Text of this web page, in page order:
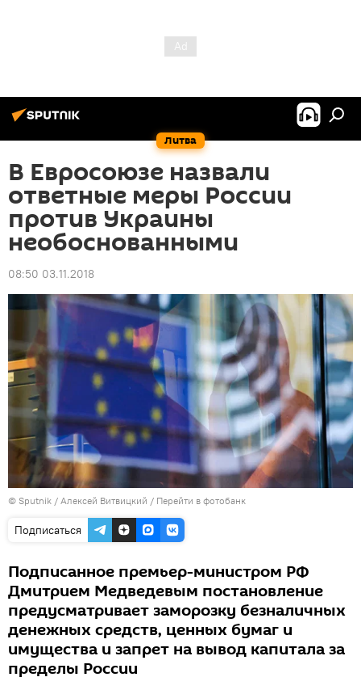
Литва
В Евросоюзе назвали
ответные меры России
против Украины
необоснованными
08:50 03.11.2018
© Sputnik / Алексей Витвицкий / Перейти в фотобанк
Подписаться
Подписанное премьер-министром РФ
Дмитрием Медведевым постановление
предусматривает заморозку безналичных
денежных средств, ценных бумаг и
имущества и запрет на вывод капитала за
пределы России